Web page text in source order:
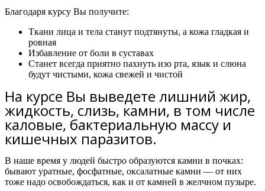
Благодаря курсу Вы получите:
Ткани лица и тела станут подтянуты, а кожа гладкая и
ровная
Избавление от боли в суставах
Станет всегда приятно пахнуть изо рта, язык и слюна
будут чистыми, кожа свежей и чистой
На курсе Вы выведете лишний жир,
жидкость, слизь, камни, в том числе
каловые, бактериальную массу и
кишечных паразитов.
В наше время у людей быстро образуются камни в почках:
бывают уратные, фосфатные, оксалатные камни — от них
тоже надо освобождаться, как и от камней в желчном пузыре.